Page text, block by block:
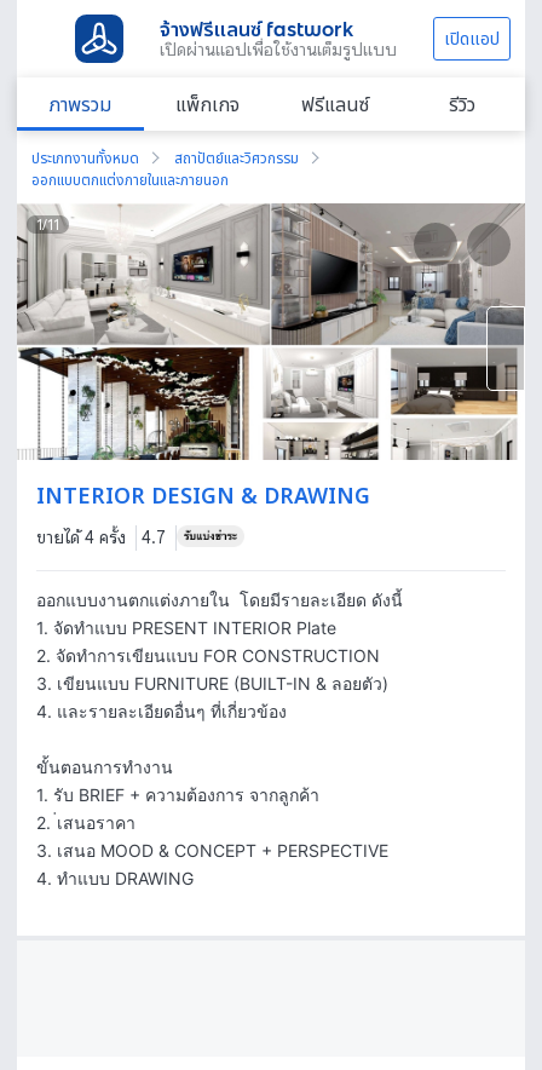
จ้างฟรีแลนซ์ fastwork
เปิดผ่านแอปเพื่อใช้งานเต็มรูปแบบ เปิดแอป
ภาพรวม แพ็กเกจ ฟรีแลนซ์ รีวิว
ประเภทงานทั้งหมด
สถาปัตย์และวิศวกรรม
ออกแบบตกแต่งภายในและภายนอก
1/11
INTERIOR DESIGN & DRAWING
ขายได้ 4 ครั้ง 4.7
ออกแบบงานตกแต่งภายใน  โดยมีรายละเอียด ดังนี้
1. จัดทำแบบ PRESENT INTERIOR Plate
2. จัดทำการเขียนแบบ FOR CONSTRUCTION
3. เขียนแบบ FURNITURE (BUILT-IN & ลอยตัว)
4. และรายละเอียดอื่นๆ ที่เกี่ยวข้อง
ขั้นตอนการทำงาน
1. รับ BRIEF + ความต้องการ จากลูกค้า
2. ่เสนอราคา
3. เสนอ MOOD & CONCEPT + PERSPECTIVE
4. ทำแบบ DRAWING